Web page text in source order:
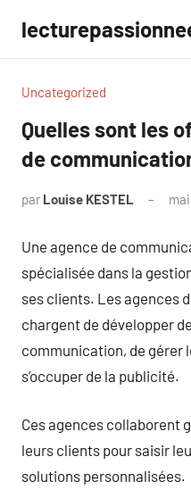
contenu
Uncategorized
Quelles sont les
de
par Louise KESTEL
Une agence de
spécialisée dans la
ses clients. Les agences
chargent de développer
communication, de gérer
s’occuper de la publicité.
Ces agences collaborent
leurs clients pour saisir
solutions personnalisées.